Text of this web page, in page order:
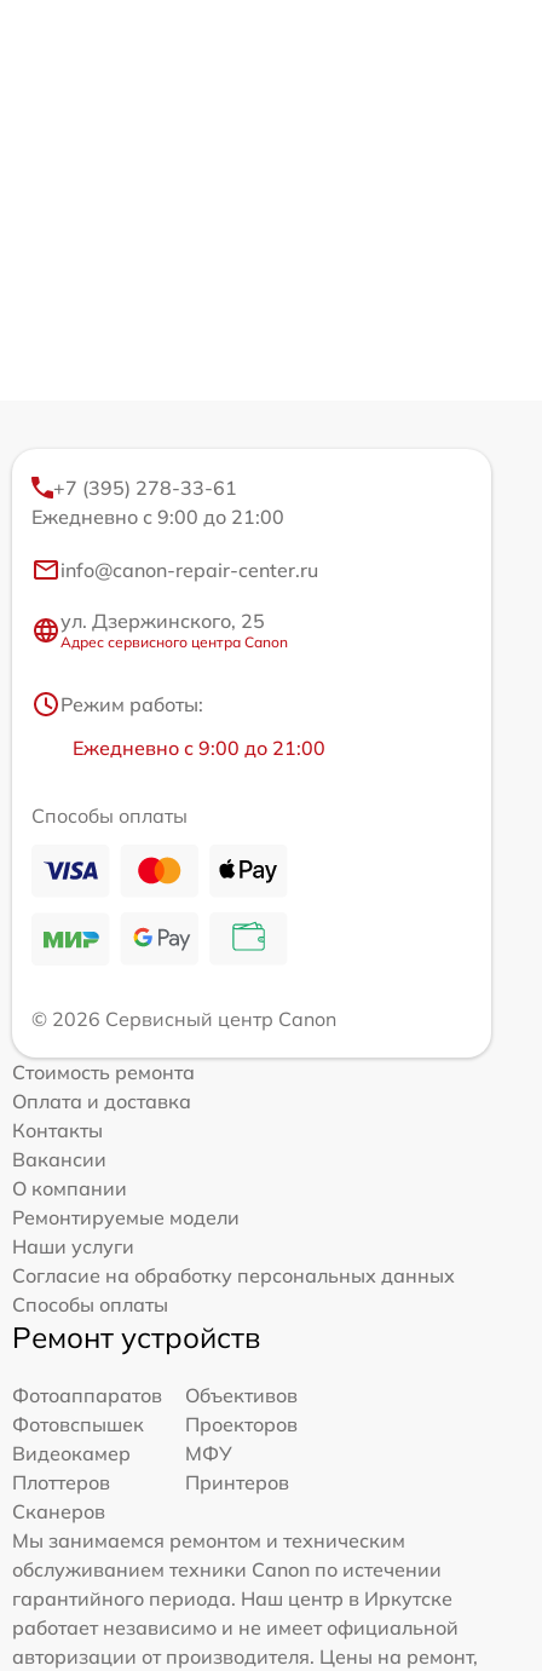
+7 (395) 278-33-61
Ежедневно с 9:00 до 21:00
info@canon-repair-center.ru
ул. Дзержинского, 25
Адрес сервисного центра Canon
Режим работы:
Ежедневно с 9:00 до 21:00
Способы оплаты
© 2026 Сервисный центр Canon
Стоимость ремонта
Оплата и доставка
Контакты
Вакансии
О компании
Ремонтируемые модели
Наши услуги
Согласие на обработку персональных данных
Способы оплаты
Ремонт устройств
Фотоаппаратов
Объективов
Фотовспышек
Проекторов
Видеокамер
МФУ
Плоттеров
Принтеров
Сканеров
Мы занимаемся ремонтом и техническим
обслуживанием техники Canon по истечении
гарантийного периода. Наш центр в Иркутске
работает независимо и не имеет официальной
авторизации от производителя. Цены на ремонт,